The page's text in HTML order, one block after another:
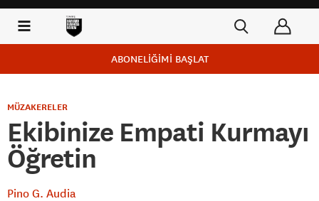
ABONELİĞİMİ BAŞLAT
MÜZAKERELER
Ekibinize Empati Kurmayı
Öğretin
Pino G. Audia